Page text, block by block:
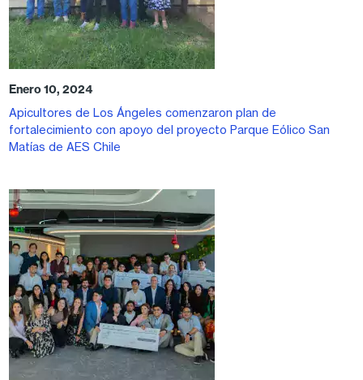
Enero 10, 2024
Apicultores de Los Ángeles comenzaron plan de
fortalecimiento con apoyo del proyecto Parque Eólico San
Matías de AES Chile